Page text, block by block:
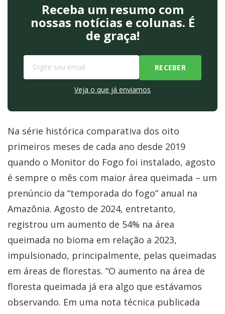
Receba um resumo com
nossas notícias e colunas. É
de graça!
Veja o que já enviamos
Na série histórica comparativa dos oito
primeiros meses de cada ano desde 2019
quando o Monitor do Fogo foi instalado, agosto
é sempre o mês com maior área queimada – um
prenúncio da “temporada do fogo” anual na
Amazônia. Agosto de 2024, entretanto,
registrou um aumento de 54% na área
queimada no bioma em relação a 2023,
impulsionado, principalmente, pelas queimadas
em áreas de florestas. “O aumento na área de
floresta queimada já era algo que estávamos
observando. Em uma nota técnica publicada